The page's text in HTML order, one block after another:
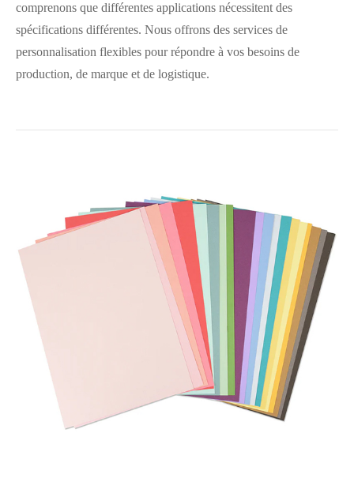
comprenons que différentes applications nécessitent des
spécifications différentes. Nous offrons des services de
personnalisation flexibles pour répondre à vos besoins de
production, de marque et de logistique.